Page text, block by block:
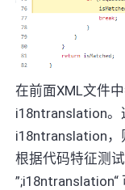
在前面XML文件
i18ntranslation。
i18ntranslation，
根据代码特征测
”;i18ntranslation“